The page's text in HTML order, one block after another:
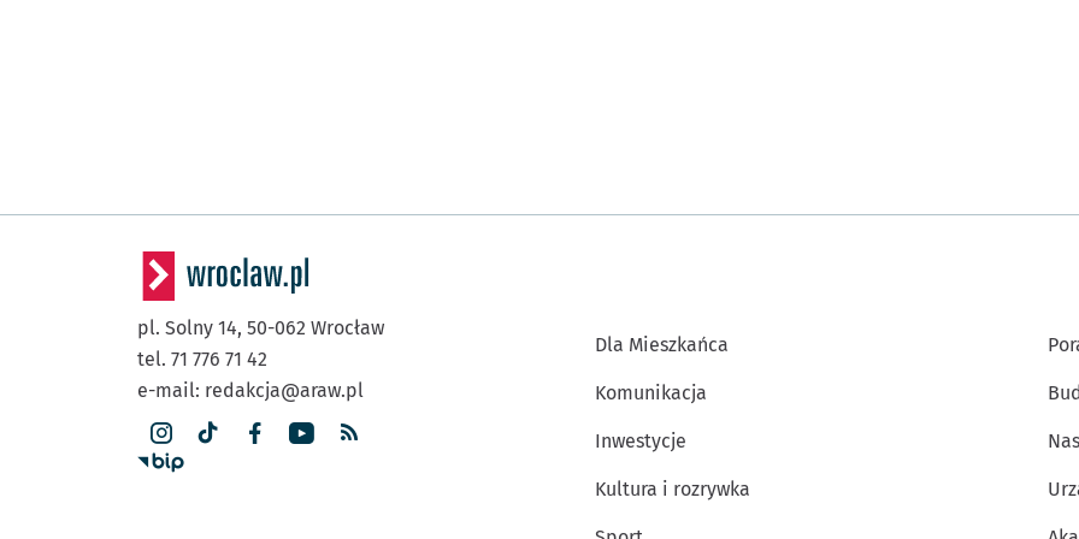
pl. Solny 14, 50-062 Wrocław
tel. 71 776 71 42
e-mail: redakcja@araw.pl
Dla Mieszkańca
Komunikacja
Inwestycje
Kultura i rozrywka